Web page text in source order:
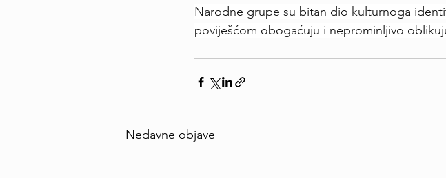
Narodne grupe su bitan dio kulturnoga
poviješćom obogaćuju i neprominljivo
Nedavne objave